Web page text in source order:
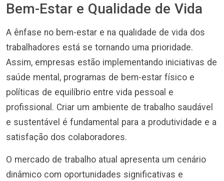
Bem-Estar e Qualidade de Vida
A ênfase no bem-estar e na qualidade de vida dos
trabalhadores está se tornando uma prioridade.
Assim, empresas estão implementando iniciativas de
saúde mental, programas de bem-estar físico e
políticas de equilíbrio entre vida pessoal e
profissional. Criar um ambiente de trabalho saudável
e sustentável é fundamental para a produtividade e a
satisfação dos colaboradores.
O mercado de trabalho atual apresenta um cenário
dinâmico com oportunidades significativas e